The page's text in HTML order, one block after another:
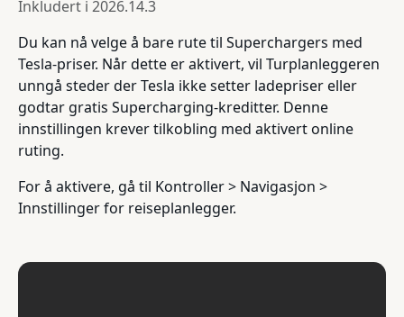
Inkludert i 2026.14.3
Du kan nå velge å bare rute til Superchargers med
Tesla-priser. Når dette er aktivert, vil Turplanleggeren
unngå steder der Tesla ikke setter ladepriser eller
godtar gratis Supercharging-kreditter. Denne
innstillingen krever tilkobling med aktivert online
ruting.
For å aktivere, gå til Kontroller > Navigasjon >
Innstillinger for reiseplanlegger.